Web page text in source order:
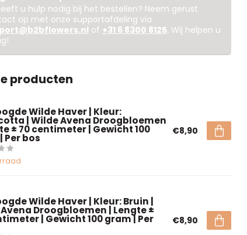
u hulp nodig bij het bestellen? Neem gerust
op met onze supportafdeling via
of +31 6 8300 8125. Wij helpen u
producten
Wilde Haver | Kleur:
| Wilde Avena Droogbloemen
± 70 centimeter | Gewicht 100
Per bos
€8,90
Wilde Haver | Kleur: Bruin |
Droogbloemen | Lengte ±
| Gewicht 100 gram | Per €8,90